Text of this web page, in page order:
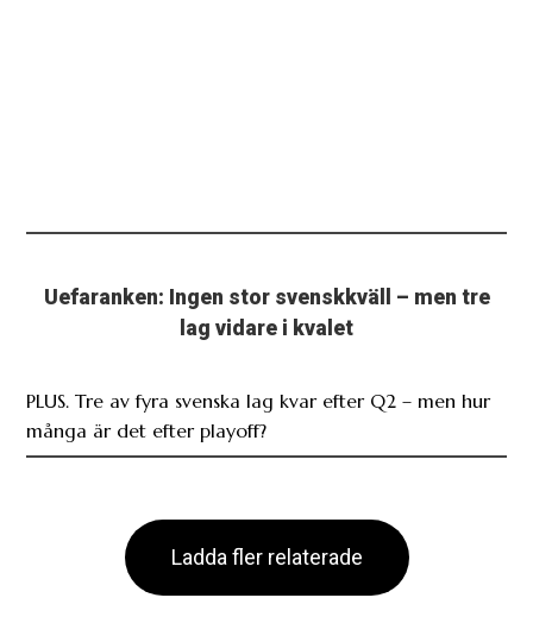
Uefaranken: Ingen stor svenskkväll – men tre
lag vidare i kvalet
PLUS. Tre av fyra svenska lag kvar efter Q2 – men hur
många är det efter playoff?
Ladda fler relaterade